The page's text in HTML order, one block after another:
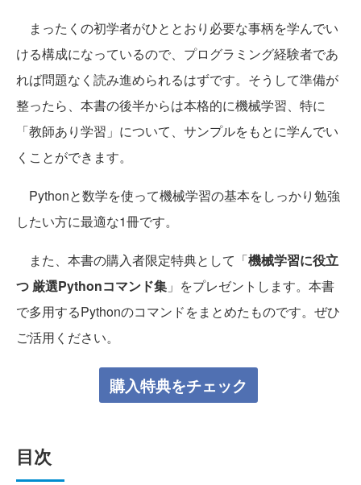
まったくの初学者がひととおり必要な事柄を学んでい
ける構成になっているので、プログラミング経験者であ
れば問題なく読み進められるはずです。そうして準備が
整ったら、本書の後半からは本格的に機械学習、特に
「教師あり学習」について、サンプルをもとに学んでい
くことができます。
Pythonと数学を使って機械学習の基本をしっかり勉強
したい方に最適な1冊です。
また、本書の購入者限定特典として「機械学習に役立
つ 厳選Pythonコマンド集 」をプレゼントします。本書
で多用するPythonのコマンドをまとめたものです。ぜひ
ご活用ください。
購入特典をチェック
目次